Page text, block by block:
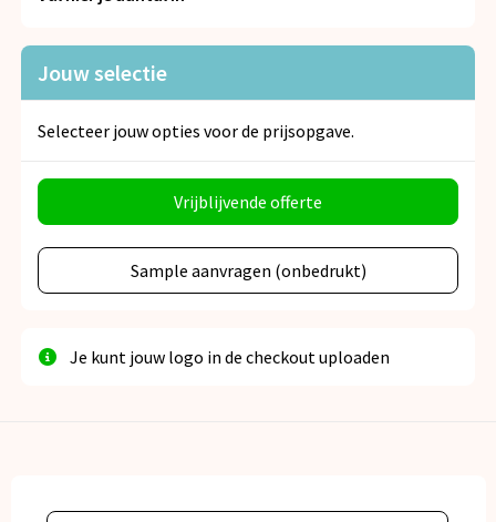
Spellen voor binnen en buiten
Veiligheid, Auto en Fiets
Vrije tijd en Strand
Jouw selectie
Selecteer jouw opties voor de prijsopgave.
Vrijblijvende offerte
Sample aanvragen (onbedrukt)
Je kunt jouw logo in de checkout uploaden